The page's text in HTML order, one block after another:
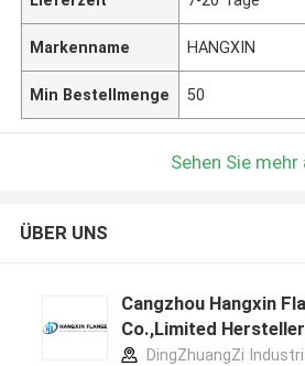
Markenname HANGXIN
Min Bestellmenge 50
Sehen Sie mehr
ÜBER UNS
Cangzhou Hangxin
Co.,Limited
DingZhuangZi